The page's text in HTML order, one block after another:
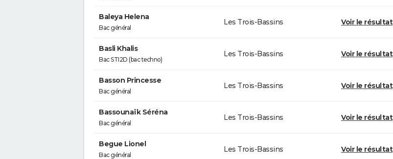
Baleya Helena
Bac général
Les Trois-Bassins Voir le résultat
Basli Khalis
Bac STI2D (bac techno)
Les Trois-Bassins Voir le résultat
Basson Princesse
Bac général
Les Trois-Bassins Voir le résultat
Bassounaïk Séréna
Bac général
Les Trois-Bassins Voir le résultat
Begue Lionel
Bac général
Les Trois-Bassins Voir le résultat